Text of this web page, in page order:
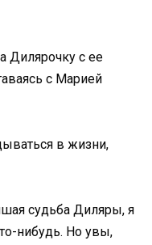
Дилярочку с ее
с Марией
в жизни,
судьба Диляры, я
нибудь. Но увы,